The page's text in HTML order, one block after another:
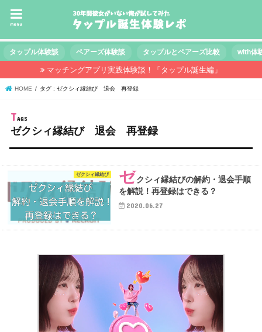
menu
タップル体験談 ペアーズ体験談 タップルとペアーズ比較 with体
マッチングアプリ実践体験談！「タップル誕生編」
HOME タグ : ゼクシィ縁結び 退会 再登録
ゼクシィ縁結び 退会 再登録
ゼクシィ縁結び ゼクシィ縁結びの解約・退会手順
を解説！再登録はできる？
2020.06.27